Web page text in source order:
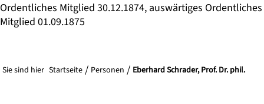
Ordentliches Mitglied 30.12.1874, auswärtiges Ordentliches
Mitglied 01.09.1875
Sie sind hier Startseite Personen Eberhard Schrader, Prof. Dr. phil.